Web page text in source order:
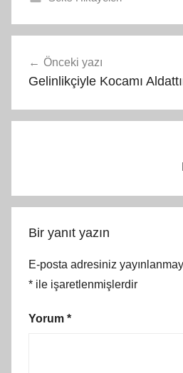
gezinmesi
Önceki yazı
Gelinlikçiyle Kocamı
Bir yanıt yazın
E-posta adresiniz
* ile işaretlenmişlerdir
Yorum *